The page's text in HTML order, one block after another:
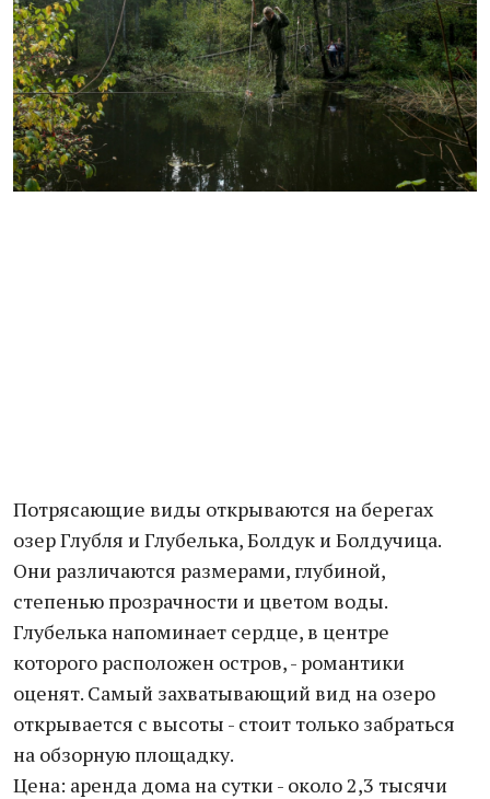
Потрясающие виды открываются на берегах
озер Глубля и Глубелька, Болдук и Болдучица.
Они различаются размерами, глубиной,
степенью прозрачности и цветом воды.
Глубелька напоминает сердце, в центре
которого расположен остров, - романтики
оценят. Самый захватывающий вид на озеро
открывается с высоты - стоит только забраться
на обзорную площадку.
Цена: аренда дома на сутки - около 2,3 тысячи